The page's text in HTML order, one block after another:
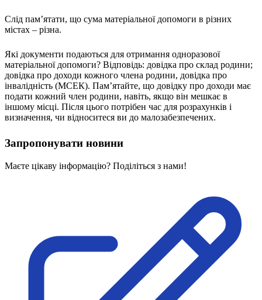
Всеукраїнська Рада директорів УТОГ
Ветерани УТОГ
Мережа УТОГ
Підприємства УТОГ
Рекорди УТОГ
Видання УТОГ
Звіти
Посилання сторінок УТОГ
Контакти
Навчальні програми
Загальна освіта
Я досліджую світ
Реєстр перекладачів жестової мови Українського
Підготовка перекладачів
"Сервіс УТОГ"
Слід пам’ятати, що сума матеріальної допомоги в різних
містах – різна.
Які документи подаються для отримання одноразової
матеріальної допомоги? Відповідь: довідка про склад родини;
довідка про доходи кожного члена родини, довідка про
інвалідність (МСЕК). Пам’ятайте, що довідку про доходи має
подати кожний член родини, навіть, якщо він мешкає в
іншому місці. Після цього потрібен час для розрахунків і
визначення, чи відноситеся ви до малозабезпечених.
Запропонувати новини
Маєте цікаву інформацію? Поділіться з нами!